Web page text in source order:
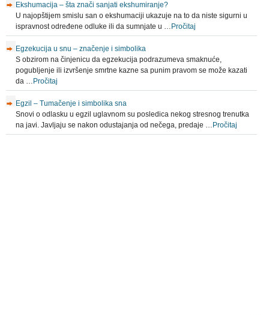
Ekshumacija – šta znači sanjati ekshumiranje?
U najopštijem smislu san o ekshumaciji ukazuje na to da niste sigurni u
ispravnost određene odluke ili da sumnjate u … Pročitaj
Egzekucija u snu – značenje i simbolika
S obzirom na činjenicu da egzekucija podrazumeva smaknuće,
pogubljenje ili izvršenje smrtne kazne sa punim pravom se može kazati
da … Pročitaj
Egzil – Tumačenje i simbolika sna
Snovi o odlasku u egzil uglavnom su posledica nekog stresnog trenutka
na javi. Javljaju se nakon odustajanja od nečega, predaje … Pročitaj